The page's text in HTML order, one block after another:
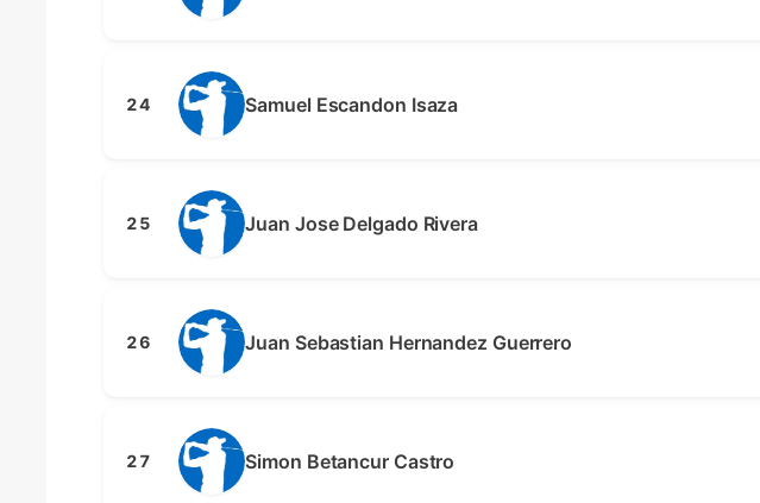
24 Samuel Escandon Isaza
25 Juan Jose Delgado Rivera
26 Juan Sebastian Hernandez Guerrero
27 Simon Betancur Castro